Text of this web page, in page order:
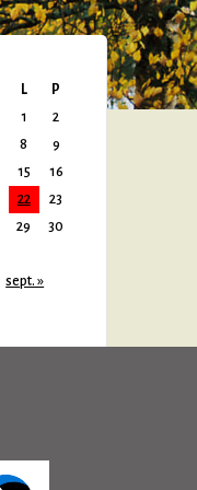
L
P
1
2
8
9
15
16
22
23
29
30
sept. »